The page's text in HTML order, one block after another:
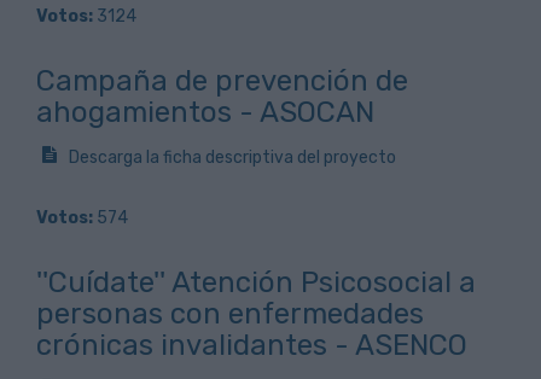
Votos: 3124
Campaña de prevención de
ahogamientos - ASOCAN
Descarga la ficha descriptiva del proyecto
Votos: 574
''Cuídate'' Atención Psicosocial a
personas con enfermedades
crónicas invalidantes - ASENCO